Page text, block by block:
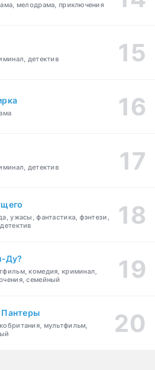
мелодрама, приключения
детектив
детектив
ужасы, фантастика, фэнтези,
Ду?
комедия, криминал,
семейный
мультфильм,